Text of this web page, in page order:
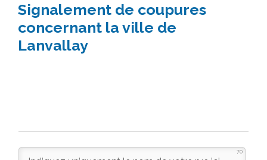
Signalement de coupures
concernant la ville de
Lanvallay
70